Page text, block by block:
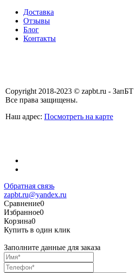
Доставка
Отзывы
Блог
Контакты
Copyright 2018-2023 © zapbt.ru - ЗапБТ
Все права защищены.
Наш адрес: Посмотреть на карте
Обратная связь
zapbt.ru@yandex.ru
Сравнение0
Избранное0
Корзина0
Купить в один клик
Заполните данные для заказа